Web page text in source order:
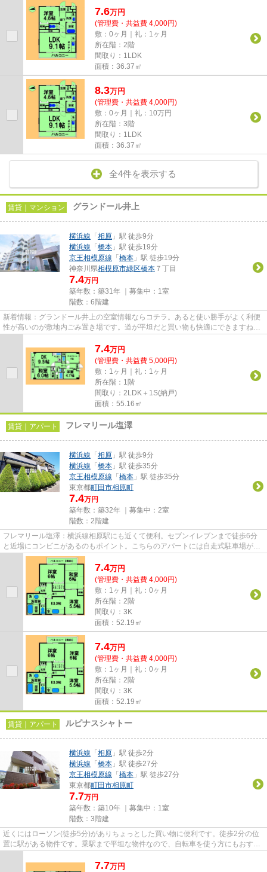
7.6万円
(管理費・共益費 4,000円)
敷：0ヶ月｜礼：1ヶ月
所在階：2階
間取り：1LDK
面積：36.37㎡
8.3万円
(管理費・共益費 4,000円)
敷：0ヶ月｜礼：10万円
所在階：3階
間取り：1LDK
面積：36.37㎡
全4件を表示する
賃貸｜マンション グランドール井上
横浜線 「 相原 」駅 徒歩9分
横浜線 「 橋本 」駅 徒歩19分
京王相模原線 「 橋本 」駅 徒歩19分
神奈川県相模原市緑区橋本 ７丁目
7.4万円
築年数：築31年 ｜募集中： 1室
階数：6階建
新着情報：グランドール井上の空室情報ならコチラ。あると使い勝手がよく利便
性が高いのが敷地内ごみ置き場です。道が平坦だと買い物も快適にできますね。
7.4万円
(管理費・共益費 5,000円)
敷：1ヶ月｜礼：1ヶ月
所在階：1階
間取り：2LDK＋1S(納戸)
面積：55.16㎡
賃貸｜アパート フレマリール塩澤
横浜線 「 相原 」駅 徒歩9分
横浜線 「 橋本 」駅 徒歩35分
京王相模原線 「 橋本 」駅 徒歩35分
東京都町田市相原町
7.4万円
築年数：築32年 ｜募集中： 2室
階数：2階建
フレマリール塩澤：横浜線相原駅にも近くて便利。セブンイレブンまで徒歩6分
と近場にコンビニがあるのもポイント。こちらのアパートには自走式駐車場があ
ります。忙しい方にも好評の敷...
7.4万円
(管理費・共益費 4,000円)
敷：1ヶ月｜礼：0ヶ月
所在階：2階
間取り：3K
面積：52.19㎡
7.4万円
(管理費・共益費 4,000円)
敷：1ヶ月｜礼：0ヶ月
所在階：2階
間取り：3K
面積：52.19㎡
賃貸｜アパート ルピナスシャトー
横浜線 「 相原 」駅 徒歩2分
横浜線 「 橋本 」駅 徒歩27分
京王相模原線 「 橋本 」駅 徒歩27分
東京都町田市相原町
7.7万円
築年数：築10年 ｜募集中： 1室
階数：3階建
近くにはローソン(徒歩5分)がありちょっとした買い物に便利です。徒歩2分の位
置に駅がある物件です。乗駅まで平坦な物件なので、自転車を使う方にもおすす
7.7万円